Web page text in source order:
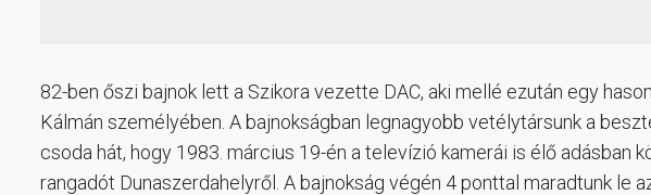
82-ben őszi bajnok lett a Szikora vezette DAC, aki mellé ezután egy
Kálmán személyében. A bajnokságban legnagyobb vetélytársunk a
csoda hát, hogy 1983. március 19-én a televízió kamerái is élő adásban
rangadót Dunaszerdahelyről. A bajnokság végén 4 ponttal maradtunk le